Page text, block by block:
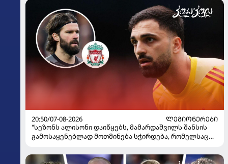
20:50/07-08-2026
ᲚᲔᲒᲘᲝᲜᲔᲠᲔᲑᲘ
"სეზონს ალისონი დაიწყებს, მამარდაშვილს შანსის
გამოსაყენებლად მოთმინება სჭირდება, რომელსაც
ყოფილმა მეკარემ